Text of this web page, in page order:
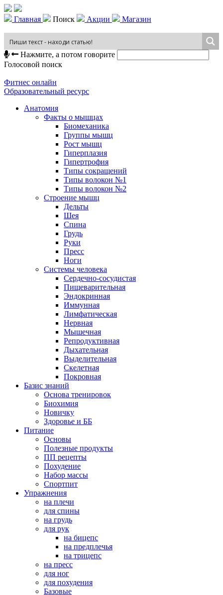
Главная Поиск Акции Магазин
Нажмите, а потом говорите
Голосовой поиск
Фитнес онлайн
Образовательный ресурс
Анатомия
Факты о мышцах
Биомеханика
Группы мышц
Рост мышц
Гиперплазия
Гипертрофия
Типы сокращений
Типы волокон №1
Типы волокон №2
Строение мышц
Дельты
Шея
Спина
Грудь
Руки
Пресс
Ноги
Системы человека
Сердечно-сосудистая
Пищеварительная
Эндокринная
Иммунная
Лимфатическая
Нервная
Мышечная
Репродуктивная
Дыхательная
Выделительная
Скелетная
Покровная
Базис знаний
Основа тренировок
Биохимия
Новичку
Здоровье и ББ
Питание
Основы
Полезные продукты
ПП рецепты
Похудение
Набор массы
Спортпит
Упражнения
на плечи
для спины
на грудь
для рук
на бицепс
на предплечья
на трицепс
на пресс
для ног
для похудения
Базовые